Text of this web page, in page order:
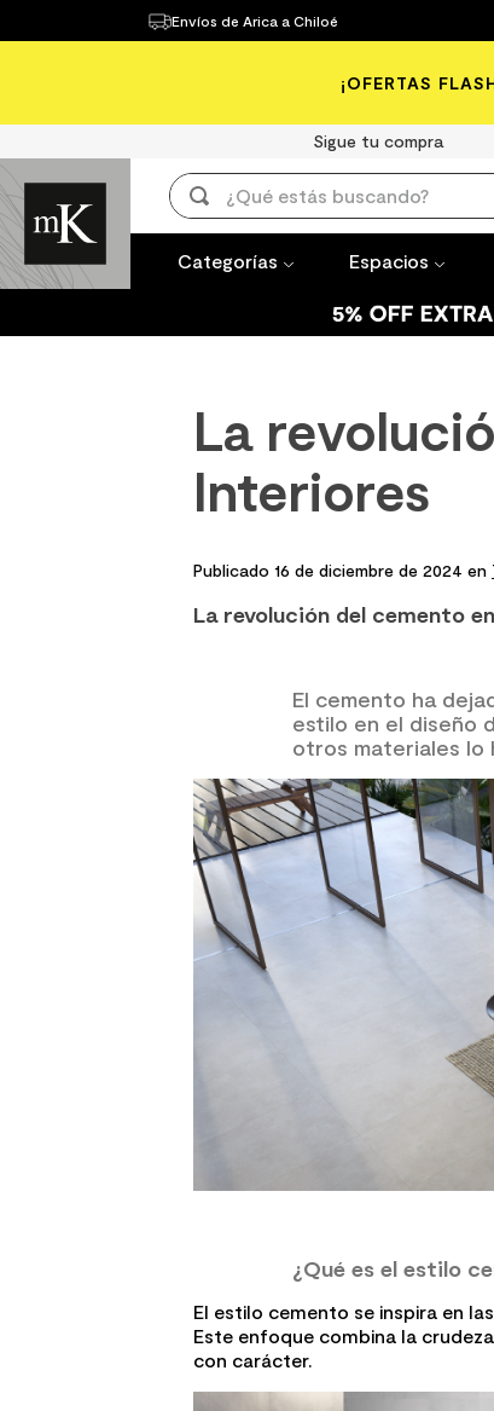
Envíos de Arica a Chiloé
¡OFERTAS
Sigue tu compra
¿Qué estás buscando?
ceramica muro
porcelanato mate
espejo
receptaculo
spc
Categorías Espacios
Categorías Espacios Inspírate
1.
2.
3.
6.
8.
La
Interiores
Publicado 16 de diciembre de 2024 en
La revolución del cemento
El cemento ha
estilo en el diseño
otros materiales lo
¿Qué es el estilo
El estilo cemento se inspira en
Este enfoque combina la
con carácter.